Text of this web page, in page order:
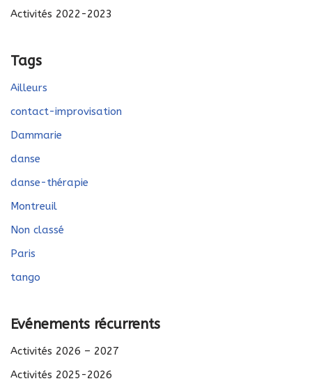
Activités 2022-2023
Tags
Ailleurs
contact-improvisation
Dammarie
danse
danse-thérapie
Montreuil
Non classé
Paris
tango
Evénements récurrents
Activités 2026 – 2027
Activités 2025-2026